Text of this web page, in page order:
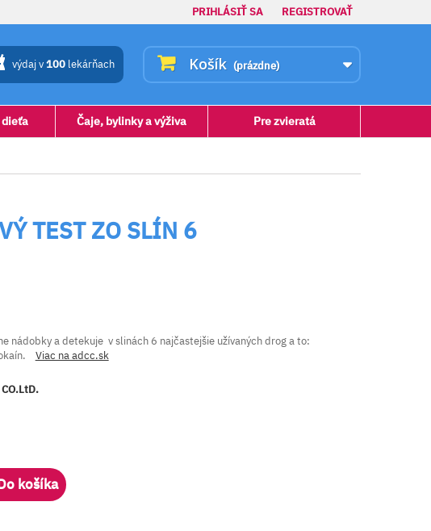
PRIHLÁSIŤ SA REGISTROVAŤ
Košík (prázdne)
výdaj v100 lekárňach
dieťa Čaje, bylinky a výživa Pre zvieratá
TEST ZO SLÍN 6
nádobky a detekuje v slinách 6 najčastejšie užívaných drog a to:
Viac na adcc.sk
košíka